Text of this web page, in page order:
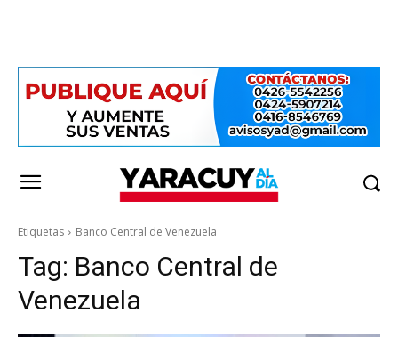
Etiquetas Banco Central de Venezuela
Tag: Banco Central de
Venezuela